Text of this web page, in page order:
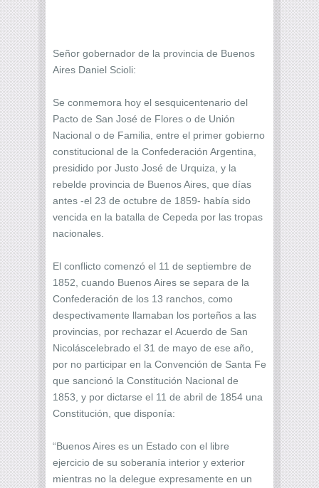
Señor gobernador de la provincia de Buenos
Aires Daniel Scioli:
Se conmemora hoy el sesquicentenario del
Pacto de San José de Flores o de Unión
Nacional o de Familia, entre el primer gobierno
constitucional de la Confederación Argentina,
presidido por Justo José de Urquiza, y la
rebelde provincia de Buenos Aires, que días
antes -el 23 de octubre de 1859- había sido
vencida en la batalla de Cepeda por las tropas
nacionales.
El conflicto comenzó el 11 de septiembre de
1852, cuando Buenos Aires se separa de la
Confederación de los 13 ranchos, como
despectivamente llamaban los porteños a las
provincias, por rechazar el Acuerdo de San
Nicoláscelebrado el 31 de mayo de ese año,
por no participar en la Convención de Santa Fe
que sancionó la Constitución Nacional de
1853, y por dictarse el 11 de abril de 1854 una
Constitución, que disponía:
“Buenos Aires es un Estado con el libre
ejercicio de su soberanía interior y exterior
mientras no la delegue expresamente en un